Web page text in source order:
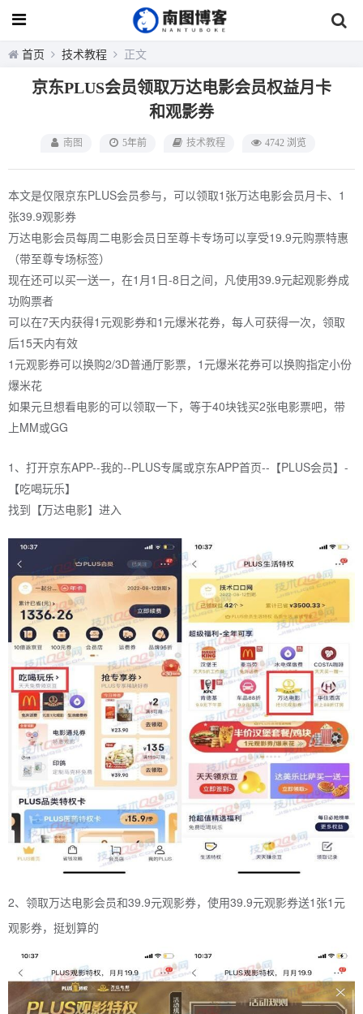
首页 技术教程 正文
京东PLUS会员领取万达电影会员权益月卡
和观影券
南图 5年前 技术教程 4742 浏览
本文是仅限京东PLUS会员参与，可以领取1张万达电影会员月卡、1
张39.9观影券
万达电影会员每周二电影会员日至尊卡专场可以享受19.9元购票特惠
（带至尊专场标签）
现在还可以买一送一，在1月1日-8日之间，凡使用39.9元起观影券成
功购票者
可以在7天内获得1元观影券和1元爆米花券，每人可获得一次，领取
后15天内有效
1元观影券可以换购2/3D普通厅影票，1元爆米花券可以换购指定小份
爆米花
如果元旦想看电影的可以领取一下，等于40块钱买2张电影票吧，带
上MM或GG
1、打开京东APP--我的--PLUS专属或京东APP首页--【PLUS会员】-
【吃喝玩乐】
找到【万达电影】进入
2、领取万达电影会员和39.9元观影券，使用39.9元观影券送1张1元
观影券，挺划算的